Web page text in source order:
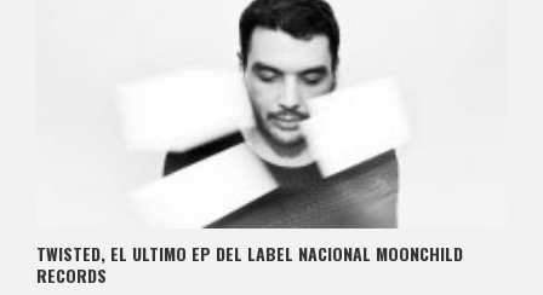
TWISTED, EL ULTIMO EP DEL LABEL NACIONAL MOONCHILD
RECORDS